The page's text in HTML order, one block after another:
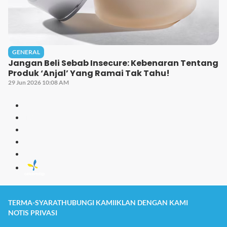
GENERAL
Jangan Beli Sebab Insecure: Kebenaran Tentang
Produk ‘Anjal’ Yang Ramai Tak Tahu!
29 Jun 2026 10:08 AM
TERMA-SYARATHUBUNGI KAMIIKLAN DENGAN KAMI
NOTIS PRIVASI